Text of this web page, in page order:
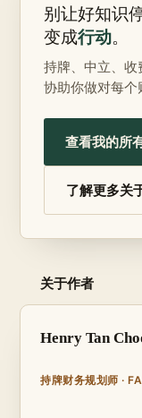
别让好知识
变成行动。
持牌、中立、
协助你做对每个
查看我的所
了解更多关
关于作者
Henry Tan
持牌财务规划师 ·